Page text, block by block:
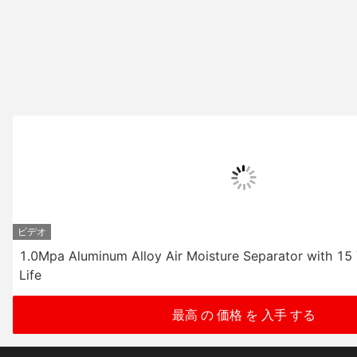
ビデオ
1.0Mpa Aluminum Alloy Air Moisture Separator with 15
Life
最高 の 価格 を 入手 する